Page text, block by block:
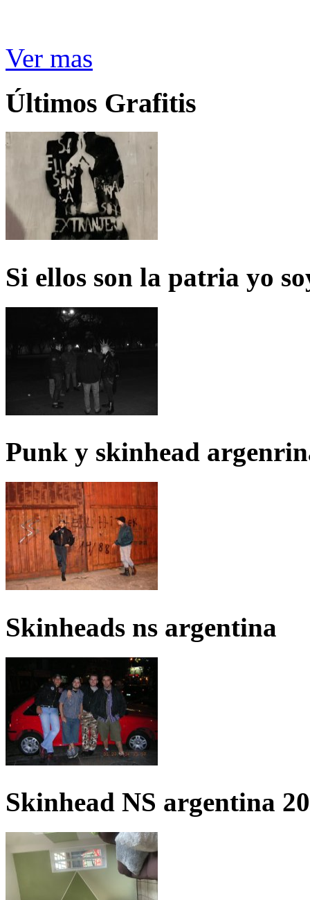
Ver mas
Últimos Grafitis
Si ellos son la patria yo
Punk y skinhead
Skinheads ns argentina
Skinhead NS argentina